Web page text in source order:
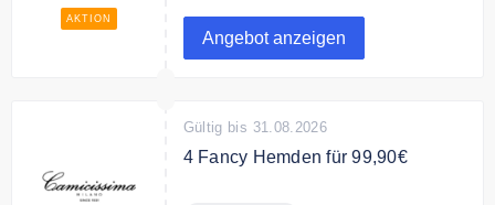
AKTION
Angebot anzeigen
Gültig bis 31.08.2026
4 Fancy Hemden für 99,90€